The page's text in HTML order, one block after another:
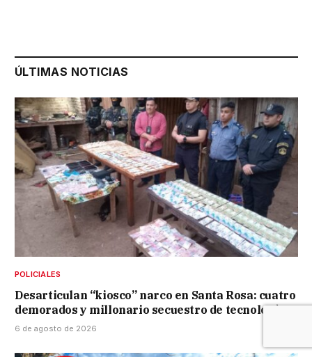
ÚLTIMAS NOTICIAS
POLICIALES
Desarticulan “kiosco” narco en Santa Rosa: cuatro
demorados y millonario secuestro de tecnología
6 de agosto de 2026